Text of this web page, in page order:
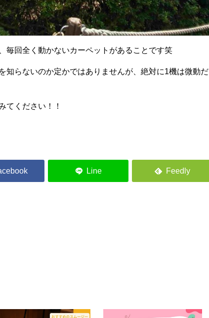
毎回全く動かないカーペットがあることです笑
知らないのか定かではありませんが、絶対に1機は微動だ
てください！！